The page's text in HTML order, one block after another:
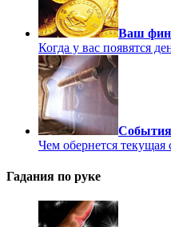
Ваш
Когда у вас появятся
События
Чем обернется текущая
Гадания по руке